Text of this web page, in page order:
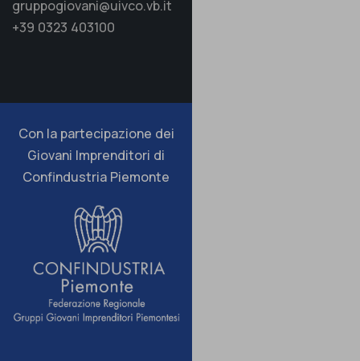
gruppogiovani@uivco.vb.it
+39 0323 403100
Con la partecipazione dei
Giovani Imprenditori di
Confindustria Piemonte